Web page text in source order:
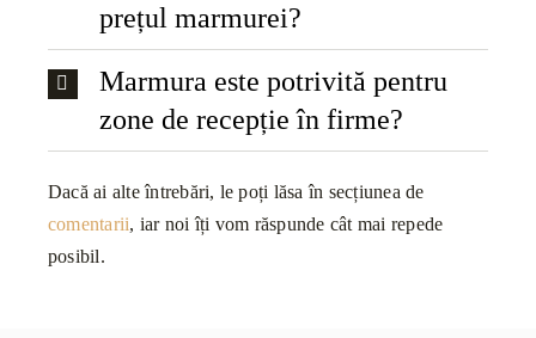
prețul marmurei?
Marmura este potrivită pentru
zone de recepție în firme?
Dacă ai alte întrebări, le poți lăsa în secțiunea de
comentarii, iar noi îți vom răspunde cât mai repede
posibil.